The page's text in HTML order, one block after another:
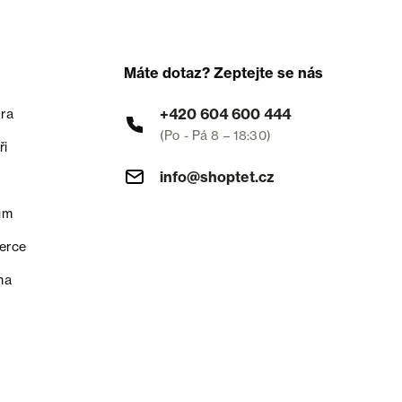
Máte dotaz? Zeptejte se nás
+420 604 600 444
(Po - Pá 8 – 18:30)
info@shoptet.cz